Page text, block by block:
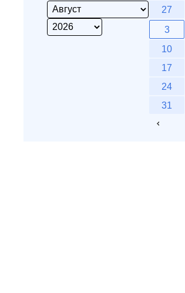
27
3
10
17
24
31